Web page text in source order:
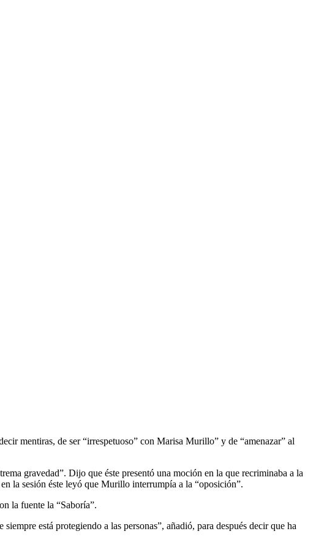
mentiras, de ser “irrespetuoso” con Marisa Murillo” y de “amenazar” al
gravedad”. Dijo que éste presentó una moción en la que recriminaba a la
la sesión éste leyó que Murillo interrumpía a la “oposición”.
la fuente la “Saboría”.
está protegiendo a las personas”, añadió, para después decir que ha